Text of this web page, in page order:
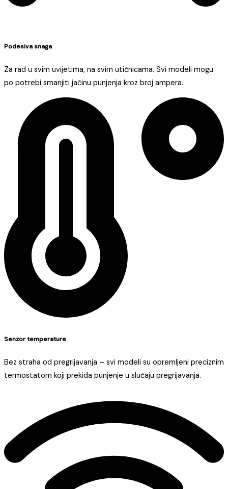
Podesiva snaga
Za rad u svim uvijetima, na svim utičnicama. Svi modeli mogu
po potrebi smanjiti jačinu punjenja kroz broj ampera.
Senzor temperature
Bez straha od pregrijavanja – svi modeli su opremljeni preciznim
termostatom koji prekida punjenje u slučaju pregrijavanja.